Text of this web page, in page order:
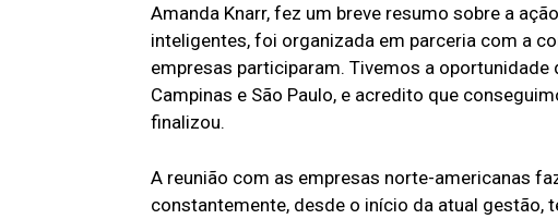
Amanda Knarr, fez um breve resumo sobre a
inteligentes, foi organizada em parceria com a
empresas participaram. Tivemos a
Campinas e São Paulo, e acredito que
finalizou.
A reunião com as empresas norte-americanas
constantemente, desde o início da atual